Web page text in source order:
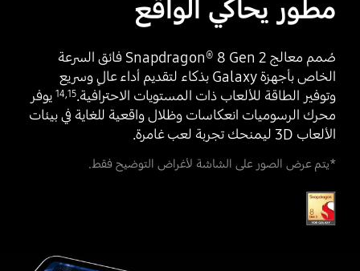
مطور يحاكي الواقع
صُمم معالج Snapdragon ®
8 Gen 2 فائق السرعة
الخاص بأجهزة Galaxy بذكاء لتقديم أداء عالٍ وسريع
وتوفير الطاقة للألعاب ذات المستويات الاحترافية.‎
14 ,15
‎ يوفر
محرك الرسوميات انعكاسات وظلال واقعية للغاية في بيئات
الألعاب ‎3D‎ ليمنحك تجربة لعب غامرة.
*يتم عرض الصور على الشاشة لأغراض التوضيح فقط.